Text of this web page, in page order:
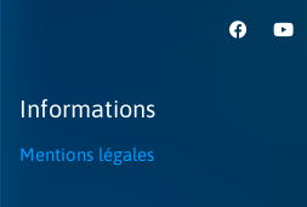
Informations
Mentions légales